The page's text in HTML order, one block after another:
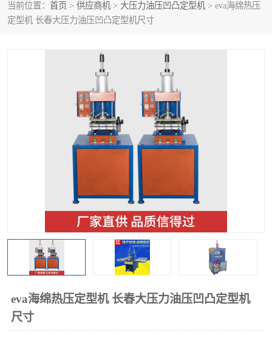
当前位置： 首页 > 供应商机 > 大压力油压凹凸定型机 > eva海绵热压
定型机 长春大压力油压凹凸定型机尺寸
eva海绵热压定型机 长春大压力油压凹凸定型机
尺寸
3040凹凸压花机 双头服装凹凸压花机
自动超声波打片成型机
泡壳包装封口机 海绵产品成型机